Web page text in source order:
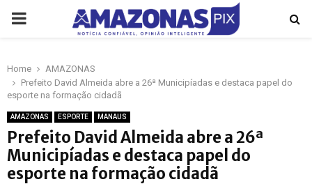
PRIMARY
Home
AMAZONAS
Prefeito David Almeida abre a 26ª Municipíadas e destaca papel do
esporte na formação cidadã
AMAZONAS ESPORTE MANAUS
Prefeito David Almeida abre a 26ª
Municipíadas e destaca papel do
esporte na formação cidadã